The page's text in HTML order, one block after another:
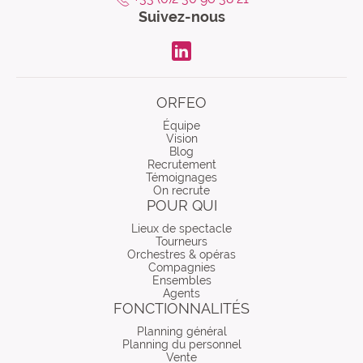
Suivez-nous
ORFEO
Équipe
Vision
Blog
Recrutement
Témoignages
On recrute
POUR QUI
Lieux de spectacle
Tourneurs
Orchestres & opéras
Compagnies
Ensembles
Agents
FONCTIONNALITÉS
Planning général
Planning du personnel
Vente